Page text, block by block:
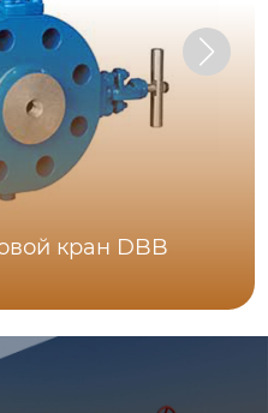
кран DBB